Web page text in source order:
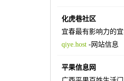
化虎巷社区
宜春最有影响力的
qiye.host-网站信息
平果信息网